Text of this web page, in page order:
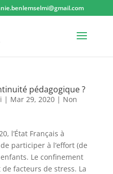
pédagogique ?
| Mar 29, 2020| Non
l’État Français à
participer à l’effort (de
Le confinement
facteurs de stress. La